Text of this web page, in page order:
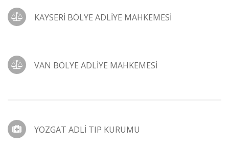
KAYSERİ BÖLYE ADLİYE MAHKEMESİ
VAN BÖLYE ADLİYE MAHKEMESİ
YOZGAT ADLİ TIP KURUMU